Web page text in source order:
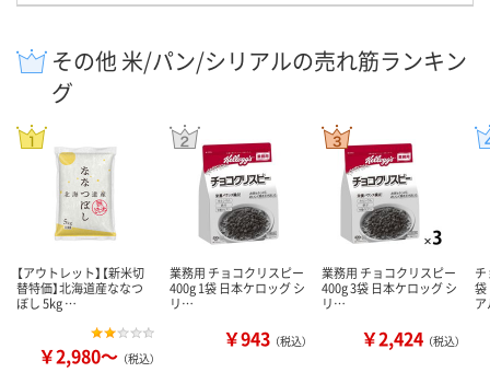
その他 米/パン/シリアルの売れ筋ランキン
グ
【アウトレット】【新米切
替特価】北海道産ななつ
ぼし 5kg …
￥2,980～ （税込）
業務用 チョコクリスピー
400g 1袋 日本ケロッグ シ
リ…
￥943 （税込）
業務用 チョコクリスピー
400g 3袋 日本ケロッグ シ
リ…
￥2,424 （税込）